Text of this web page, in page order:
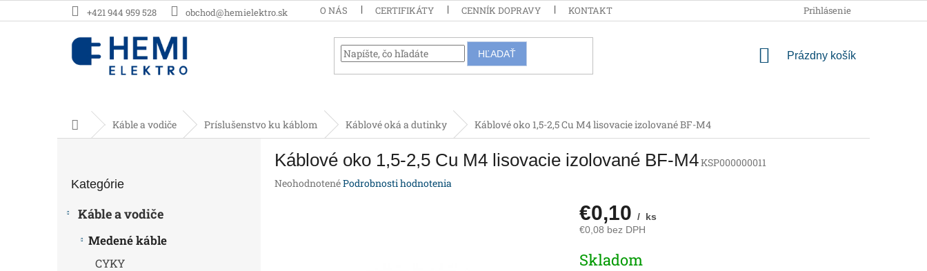
na
+421 944 959 528 obchod@hemielektro.sk O NÁS CERTIFIKÁTY CENNÍK DOPRAVY KONTAKT PODMIENKY OCHRANY
Prihlásenie
HĽADAŤ
NÁKUPNÝ
Prázdny košík
DomovKáble a vodiče Príslušenstvo ku káblom Káblové oká a dutinky Káblové oko 1,5-2,5 Cu M4 lisovacie izolované BF-M4
kategórie
Kategórie
Káble a vodiče
Medené káble
CYKY
Káblové oko 1,5-2,5 Cu M4 lisovacie izolované BF-M4KSP000000011
Priemerné
NeohodnotenéPodrobnosti hodnotenia
€0,10 / ks
€0,08 bez DPH
cena:
Skladom